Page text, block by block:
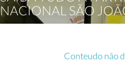
NACIONAL SÃO
Conteudo não